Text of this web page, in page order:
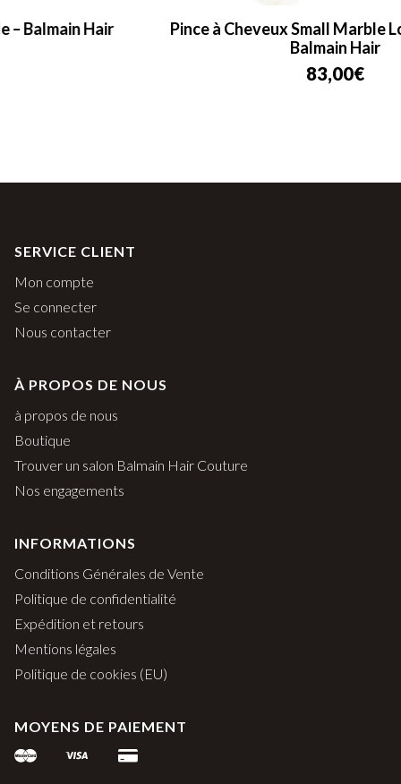
Pince à Cheveux Small Marble Locks of Gold –
SERVICE CLIENT
Mon compte
Se connecter
Nous contacter
À PROPOS DE NOUS
à propos de nous
Boutique
Trouver un salon Balmain Hair Couture
Nos engagements
INFORMATIONS
Conditions Générales de Vente
Politique de confidentialité
Expédition et retours
Mentions légales
Politique de cookies (EU)
MOYENS DE PAIEMENT